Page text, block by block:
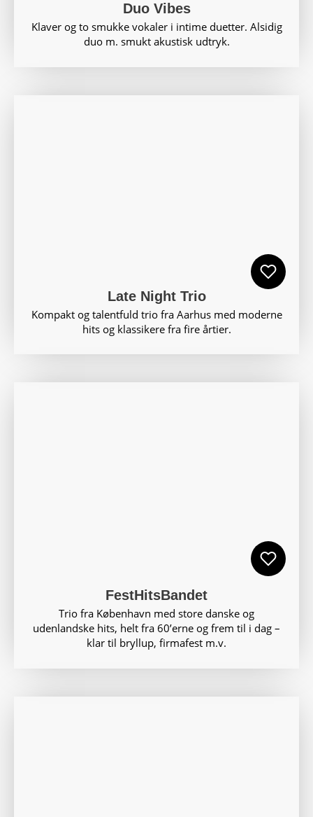
Duo Vibes
Klaver og to smukke vokaler i intime duetter. Alsidig
duo m. smukt akustisk udtryk.
Late Night Trio
Kompakt og talentfuld trio fra Aarhus med moderne
hits og klassikere fra fire årtier.
FestHitsBandet
Trio fra København med store danske og
udenlandske hits, helt fra 60’erne og frem til i dag –
klar til bryllup, firmafest m.v.